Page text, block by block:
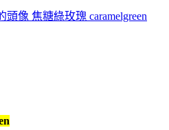
焦糖綠玫瑰 caramelgreen